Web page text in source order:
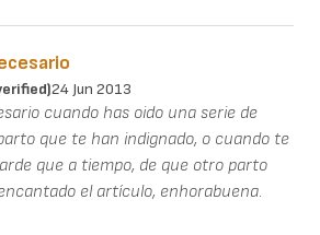
24 Jun 2013
cuando has oido una serie de
que te han indignado, o cuando te
que a tiempo, de que otro parto
el artículo, enhorabuena.